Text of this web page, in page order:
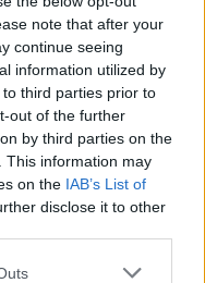
note that after your
continue seeing
information utilized by
third parties prior to
out of the further
by third parties on the
This information may
on the IAB’s List of
disclose it to other
bratobójczej
ją o pomoc i
decyduje się
czego stara się